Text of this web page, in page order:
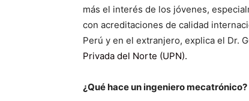
más el interés de los jóvenes,
con acreditaciones de calidad
Perú y en el extranjero, explica el Dr.
Privada del Norte (UPN).
¿Qué hace un ingeniero